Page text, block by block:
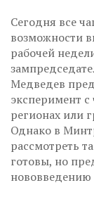
Сегодня все
возможности
рабочей
Медведев
эксперимент
регионах или
Однако в
рассмотреть
готовы, но
нововведению